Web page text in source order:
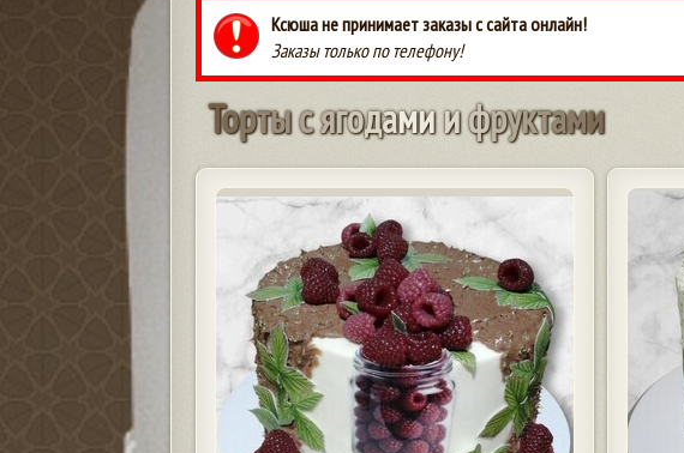
Ксюша не принимает заказы с сайта онлайн!
Заказы только по телефону!
Тортысягодамиифруктами